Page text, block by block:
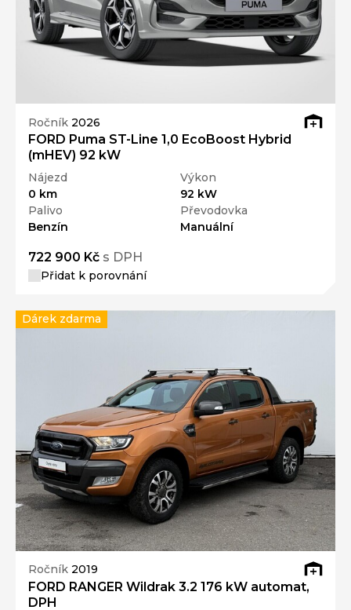
Ročník 2026
FORD Puma ST-Line 1,0 EcoBoost Hybrid
(mHEV) 92 kW
Nájezd
0 km
Výkon
92 kW
Palivo
Benzín
Převodovka
Manuální
722 900 Kč s DPH
Přidat k porovnání
Ročník 2019
FORD RANGER Wildrak 3.2 176 kW automat,
DPH
Dárek zdarma